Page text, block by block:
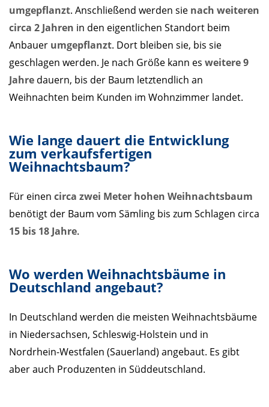
umgepflanzt. Anschließend werden sie nach weiteren
circa 2 Jahren in den eigentlichen Standort beim
Anbauer umgepflanzt. Dort bleiben sie, bis sie
geschlagen werden. Je nach Größe kann es weitere 9
Jahre dauern, bis der Baum letztendlich an
Weihnachten beim Kunden im Wohnzimmer landet.
Wie lange dauert die Entwicklung
zum verkaufsfertigen
Weihnachtsbaum?
Für einen circa zwei Meter hohen Weihnachtsbaum
benötigt der Baum vom Sämling bis zum Schlagen circa
15 bis 18 Jahre.
Wo werden Weihnachtsbäume in
Deutschland angebaut?
In Deutschland werden die meisten Weihnachtsbäume
in Niedersachsen, Schleswig-Holstein und in
Nordrhein-Westfalen (Sauerland) angebaut. Es gibt
aber auch Produzenten in Süddeutschland.